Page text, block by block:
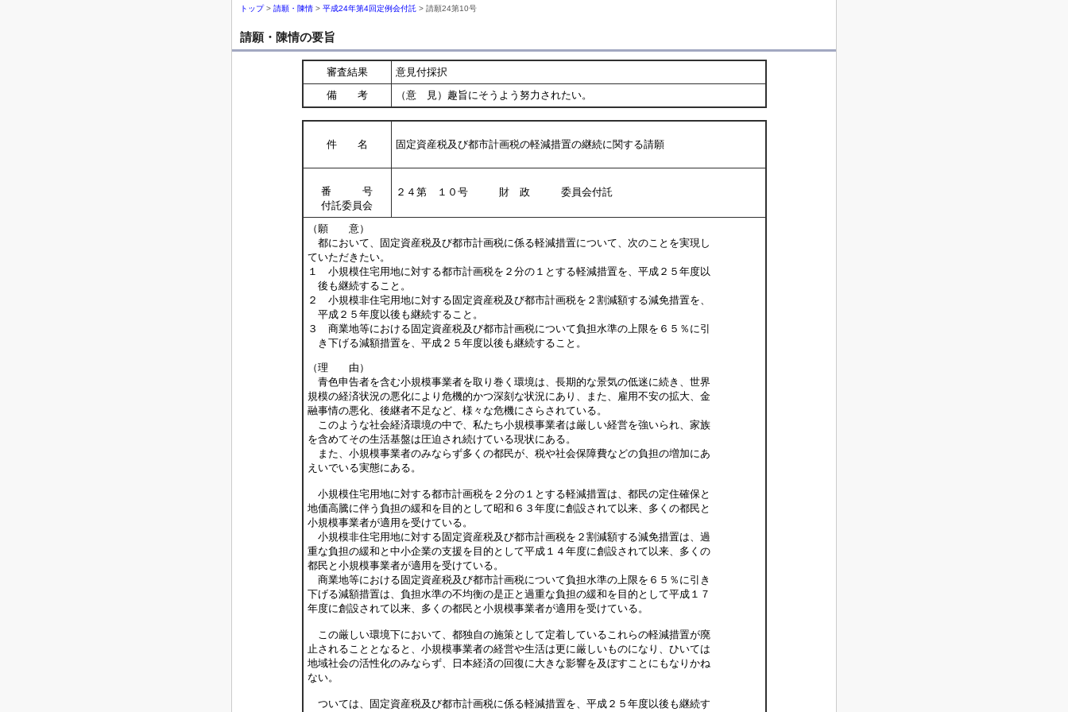
トップ> 請願・陳情 > 平成24年第4回定例会付託 > 請願24第10号
請願・陳情の要旨
審査結果
意見付採択
備 考
（意 見）趣旨にそうよう努力されたい。
件 名 固定資産税及び都市計画税の軽減措置の継続に関する請願
番 号
付託委員会
２４第 １０号 財 政 委員会付託
（願 意）
都において、固定資産税及び都市計画税に係る軽減措置について、次のことを実現し
ていただきたい。
１ 小規模住宅用地に対する都市計画税を２分の１とする軽減措置を、平成２５年度以
後も継続すること。
２ 小規模非住宅用地に対する固定資産税及び都市計画税を２割減額する減免措置を、
平成２５年度以後も継続すること。
３ 商業地等における固定資産税及び都市計画税について負担水準の上限を６５％に引
き下げる減額措置を、平成２５年度以後も継続すること。
（理 由）
青色申告者を含む小規模事業者を取り巻く環境は、長期的な景気の低迷に続き、世界
規模の経済状況の悪化により危機的かつ深刻な状況にあり、また、雇用不安の拡大、金
融事情の悪化、後継者不足など、様々な危機にさらされている。
このような社会経済環境の中で、私たち小規模事業者は厳しい経営を強いられ、家族
を含めてその生活基盤は圧迫され続けている現状にある。
また、小規模事業者のみならず多くの都民が、税や社会保障費などの負担の増加にあ
えいでいる実態にある。
小規模住宅用地に対する都市計画税を２分の１とする軽減措置は、都民の定住確保と
地価高騰に伴う負担の緩和を目的として昭和６３年度に創設されて以来、多くの都民と
小規模事業者が適用を受けている。
小規模非住宅用地に対する固定資産税及び都市計画税を２割減額する減免措置は、過
重な負担の緩和と中小企業の支援を目的として平成１４年度に創設されて以来、多くの
都民と小規模事業者が適用を受けている。
商業地等における固定資産税及び都市計画税について負担水準の上限を６５％に引き
下げる減額措置は、負担水準の不均衡の是正と過重な負担の緩和を目的として平成１７
年度に創設されて以来、多くの都民と小規模事業者が適用を受けている。
この厳しい環境下において、都独自の施策として定着しているこれらの軽減措置が廃
止されることとなると、小規模事業者の経営や生活は更に厳しいものになり、ひいては
地域社会の活性化のみならず、日本経済の回復に大きな影響を及ぼすことにもなりかね
ない。
ついては、固定資産税及び都市計画税に係る軽減措置を、平成２５年度以後も継続す